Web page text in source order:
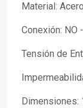
Material:
Conexión: NO
Tensión de
Dimensiones: